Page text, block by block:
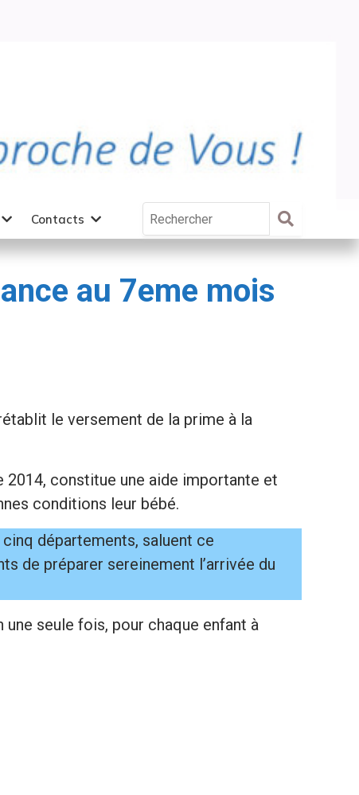
Contacts
au 7eme mois
le versement de la prime à la
constitue une aide importante et
conditions leur bébé.
départements, saluent ce
de préparer sereinement l’arrivée du
seule fois, pour chaque enfant à